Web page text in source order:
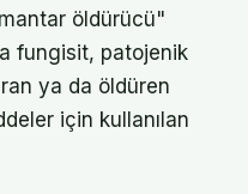
öldürücü"
fungisit, patojenik
ya da öldüren
için kullanılan